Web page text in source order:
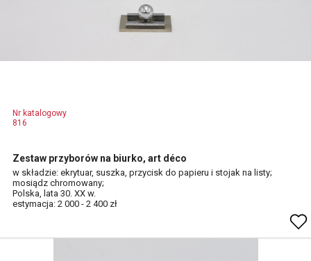
Nr katalogowy
816
Zestaw przyborów na biurko, art déco
w składzie: ekrytuar, suszka, przycisk do papieru i stojak na listy;
mosiądz chromowany;
Polska, lata 30. XX w.
estymacja: 2 000 - 2 400 zł